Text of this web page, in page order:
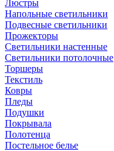
Люстры
Напольные светильники
Подвесные светильники
Прожекторы
Светильники настенные
Светильники потолочные
Торшеры
Текстиль
Ковры
Пледы
Подушки
Покрывала
Полотенца
Постельное белье